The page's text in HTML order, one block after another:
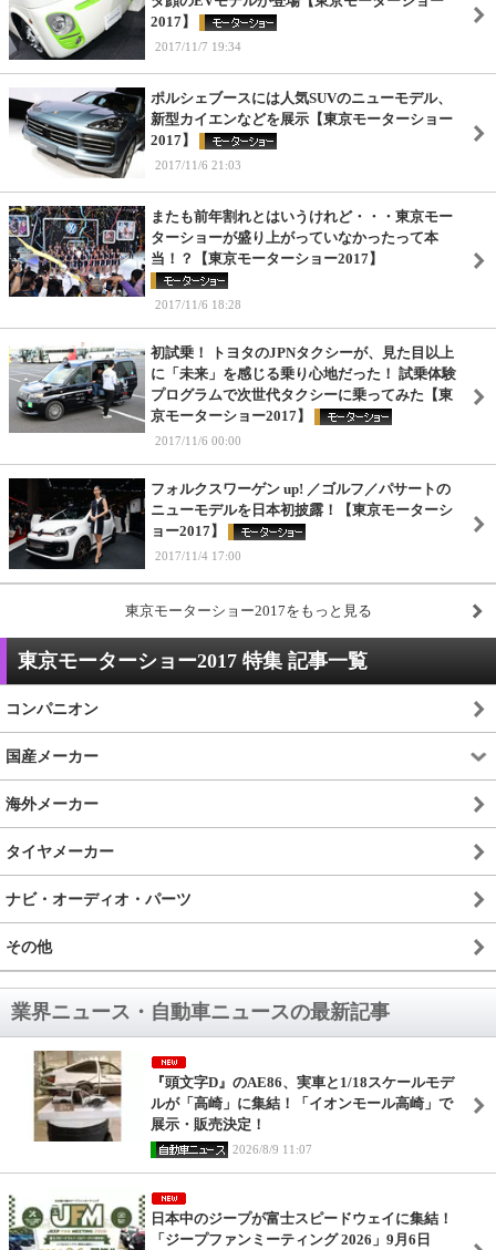
2017】
2017/11/7 19:34
ポルシェブースには人気SUVのニューモデル、
新型カイエンなどを展示【東京モーターショー
2017】
2017/11/6 21:03
またも前年割れとはいうけれど・・・東京モー
ターショーが盛り上がっていなかったって本
当！？【東京モーターショー2017】
2017/11/6 18:28
初試乗！ トヨタのJPNタクシーが、見た目以上
に「未来」を感じる乗り心地だった！ 試乗体験
プログラムで次世代タクシーに乗ってみた【東
京モーターショー2017】
2017/11/6 00:00
フォルクスワーゲン up! ／ゴルフ／パサートの
ニューモデルを日本初披露！【東京モーターシ
ョー2017】
2017/11/4 17:00
東京モーターショー2017をもっと見る
東京モーターショー2017 特集 記事一覧
コンパニオン
国産メーカー
海外メーカー
タイヤメーカー
ナビ・オーディオ・パーツ
その他
業界ニュース・自動車ニュースの最新記事
『頭文字D』のAE86、実車と1/18スケールモデ
ルが「高崎」に集結！「イオンモール高崎」で
展示・販売決定！
2026/8/9 11:07
日本中のジープが富士スピードウェイに集結！
「ジープファンミーティング 2026」9月6日